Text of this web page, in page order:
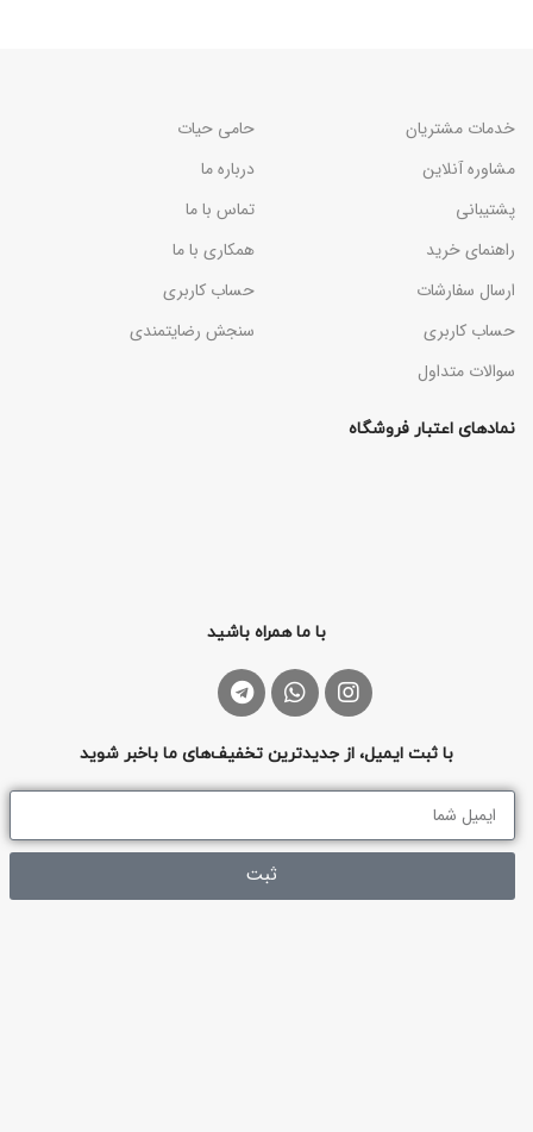
خدمات مشتریان
مشاوره آنلاین
پشتیبانی
راهنمای خرید
ارسال سفارشات
حساب کاربری
سوالات متداول
حامی حیات
درباره ما
تماس با ما
همکاری با ما
حساب کاربری
سنجش رضایتمندی
نمادهای اعتبار فروشگاه
با ما همراه باشید
با ثبت ایمیل، از جدیدترین تخفیف‌های ما باخبر شوید
ثبت